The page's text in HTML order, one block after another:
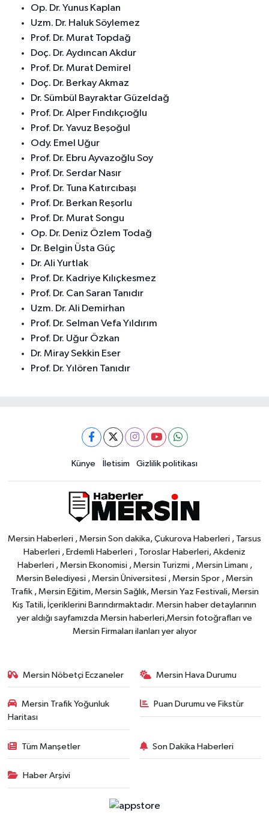
Op. Dr. Yunus Kaplan
Uzm. Dr. Haluk Söylemez
Prof. Dr. Murat Topdağ
Doç. Dr. Aydıncan Akdur
Prof. Dr. Murat Demirel
Doç. Dr. Berkay Akmaz
Dr. Sümbül Bayraktar Güzeldağ
Prof. Dr. Alper Fındıkçıoğlu
Prof. Dr. Yavuz Beşoğul
Ody. Emel Uğur
Prof. Dr. Ebru Ayvazoğlu Soy
Prof. Dr. Serdar Nasır
Prof. Dr. Tuna Katırcıbaşı
Prof. Dr. Berkan Reşorlu
Prof. Dr. Murat Songu
Op. Dr. Deniz Özlem Todağ
Dr. Belgin Üsta Güç
Dr. Ali Yurtlak
Prof. Dr. Kadriye Kılıçkesmez
Prof. Dr. Can Saran Tanıdır
Uzm. Dr. Ali Demirhan
Prof. Dr. Selman Vefa Yıldırım
Prof. Dr. Uğur Özkan
Dr. Miray Sekkin Eser
Prof. Dr. Yılören Tanıdır
Künye İletisim Gizlilik politikası
Mersin Haberleri , Mersin Son dakika, Çukurova Haberleri , Tarsus
Haberleri , Erdemli Haberleri , Toroslar Haberleri, Akdeniz
Haberleri , Mersin Ekonomisi , Mersin Turizmi , Mersin Limanı ,
Mersin Belediyesi , Mersin Üniversitesi , Mersin Spor , Mersin
Trafik , Mersin Eğitim, Mersin Sağlık, Mersin Yaz Festivali, Mersin
Kış Tatili, İçeriklerini Barındırmaktadır. Mersin haber detaylarının
yer aldığı sayfamızda Mersin haberleri,Mersin fotoğrafları ve
Mersin Firmaları ilanları yer alıyor
Mersin Nöbetçi Eczaneler Mersin Hava Durumu
Mersin Trafik Yoğunluk
Haritası
Puan Durumu ve Fikstür
Tüm Manşetler Son Dakika Haberleri
Haber Arşivi